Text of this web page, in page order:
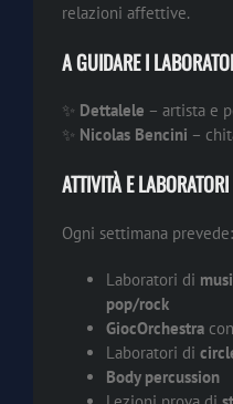
relazioni affettive.
A GUIDARE I
✨ Dettalele – artista e
✨ Nicolas Bencini –
ATTIVITÀ E LABORATORI
Ogni settimana prevede:
Laboratori di
pop/rock
GiocOrchestra
Laboratori di
Body percussion